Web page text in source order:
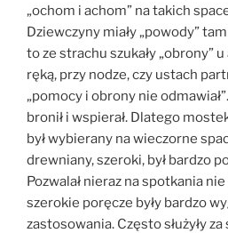
„ochom i achom” na takich
Dziewczyny miały „powody”
to ze strachu szukały „obrony”
ręką, przy nodze, czy ustach
„pomocy i obrony nie
bronił i wspierał. Dlatego
był wybierany na wieczorne
drewniany, szeroki, był bardzo
Pozwalał nieraz na spotkania
szerokie poręcze były bardzo
zastosowania. Często służyły